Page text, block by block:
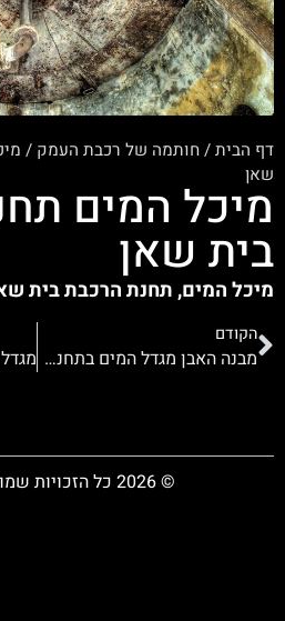
דף הבית/חותמה של רכבת העמק /
שאן
מיכל המים
בית שאן
מיכל המים, תחנת הרכבת בית שאן
הקודם
מבנה האבן מגדל המים בתחנת הרכבת בבית שאן
© 2026 כל הזכויות שמורות לשי אלוני